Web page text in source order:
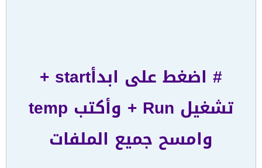
# اضغط على ابدأstart +
تشغيل Run + وأكتب temp
وامسح جميع الملفات